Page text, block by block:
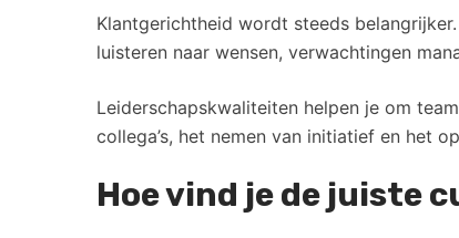
Klantgerichtheid wordt steeds
luisteren naar wensen, verwachtingen
Leiderschapskwaliteiten helpen je om
collega’s, het nemen van initiatief en het
Hoe vind je de juiste